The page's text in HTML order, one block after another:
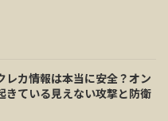
レカ情報は本当に安全？オン
きている見えない攻撃と防衛